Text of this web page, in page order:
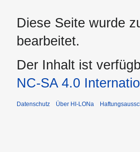
Diese Seite wurde
bearbeitet.
Der Inhalt ist
NC-SA 4.0
Datenschutz Über HI-LONa